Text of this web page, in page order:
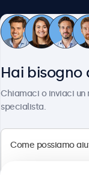
Hai bisogno
Chiamaci o inviaci un
specialista.